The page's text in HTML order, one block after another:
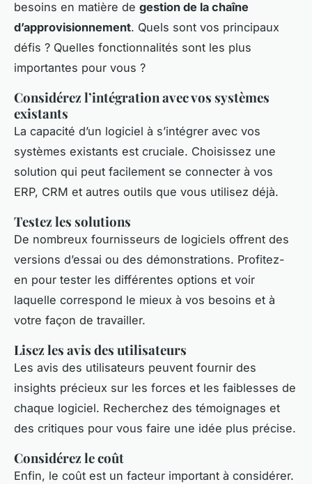
besoins en matière de gestion de la chaîne
d’approvisionnement. Quels sont vos principaux
défis ? Quelles fonctionnalités sont les plus
importantes pour vous ?
Considérez l’intégration avec vos systèmes
existants
La capacité d’un logiciel à s’intégrer avec vos
systèmes existants est cruciale. Choisissez une
solution qui peut facilement se connecter à vos
ERP, CRM et autres outils que vous utilisez déjà.
Testez les solutions
De nombreux fournisseurs de logiciels offrent des
versions d’essai ou des démonstrations. Profitez-
en pour tester les différentes options et voir
laquelle correspond le mieux à vos besoins et à
votre façon de travailler.
Lisez les avis des utilisateurs
Les avis des utilisateurs peuvent fournir des
insights précieux sur les forces et les faiblesses de
chaque logiciel. Recherchez des témoignages et
des critiques pour vous faire une idée plus précise.
Considérez le coût
Enfin, le coût est un facteur important à considérer.